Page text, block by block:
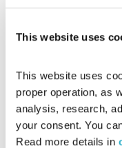
This website uses
This website uses
proper operation, as
analysis, research,
your consent. You
Read more details in